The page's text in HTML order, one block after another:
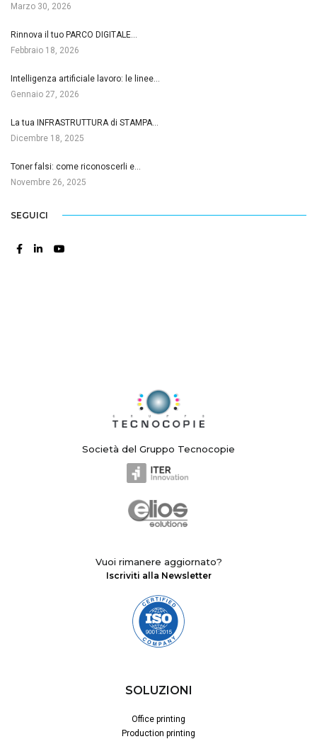
Marzo 30, 2026
Rinnova il tuo PARCO DIGITALE…
Febbraio 18, 2026
Intelligenza artificiale lavoro: le linee…
Gennaio 27, 2026
La tua INFRASTRUTTURA di STAMPA…
Dicembre 18, 2025
Toner falsi: come riconoscerli e…
Novembre 26, 2025
SEGUICI
Società del Gruppo Tecnocopie
Vuoi rimanere aggiornato?
Iscriviti alla Newsletter
SOLUZIONI
Office printing
Production printing